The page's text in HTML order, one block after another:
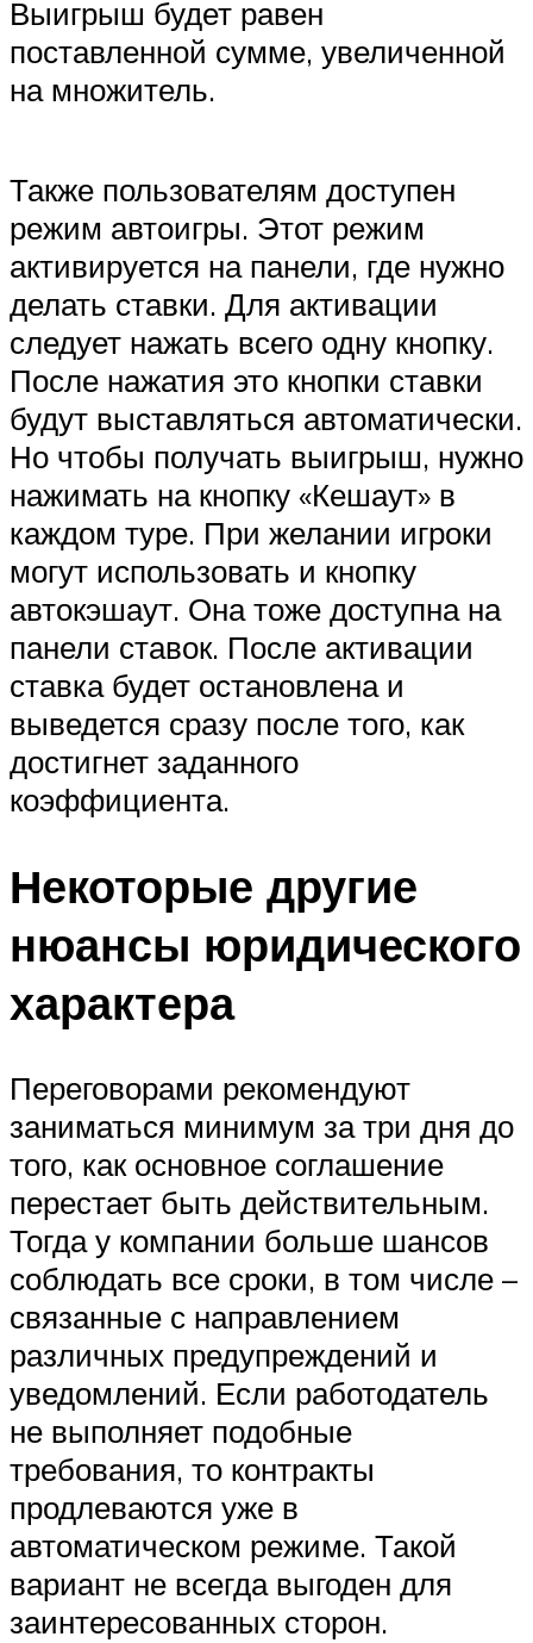
Выигрыш будет равен
поставленной сумме, увеличенной
на множитель.
Также пользователям доступен
режим автоигры. Этот режим
активируется на панели, где нужно
делать ставки. Для активации
следует нажать всего одну кнопку.
После нажатия это кнопки ставки
будут выставляться автоматически.
Но чтобы получать выигрыш, нужно
нажимать на кнопку «Кешаут» в
каждом туре. При желании игроки
могут использовать и кнопку
автокэшаут. Она тоже доступна на
панели ставок. После активации
ставка будет остановлена и
выведется сразу после того, как
достигнет заданного
коэффициента.
Некоторые другие
нюансы юридического
характера
Переговорами рекомендуют
заниматься минимум за три дня до
того, как основное соглашение
перестает быть действительным.
Тогда у компании больше шансов
соблюдать все сроки, в том числе –
связанные с направлением
различных предупреждений и
уведомлений. Если работодатель
не выполняет подобные
требования, то контракты
продлеваются уже в
автоматическом режиме. Такой
вариант не всегда выгоден для
заинтересованных сторон.